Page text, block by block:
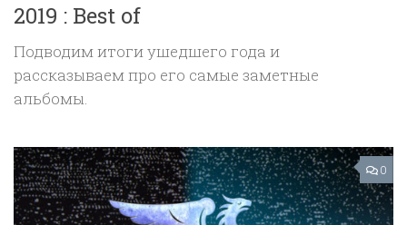
2019 : Best of
Подводим итоги ушедшего года и
рассказываем про его самые заметные
альбомы.
0